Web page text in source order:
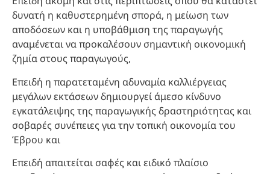
δυνατή η καθυστερημένη σπορά, η μείωση των
αποδόσεων και η υποβάθμιση της παραγωγής
αναμένεται να προκαλέσουν σημαντική οικονομική
ζημία στους παραγωγούς,
Επειδή η παρατεταμένη αδυναμία καλλιέργειας
μεγάλων εκτάσεων δημιουργεί άμεσο κίνδυνο
εγκατάλειψης της παραγωγικής δραστηριότητας και
σοβαρές συνέπειες για την τοπική οικονομία του
Έβρου και
Επειδή απαιτείται σαφές και ειδικό πλαίσιο